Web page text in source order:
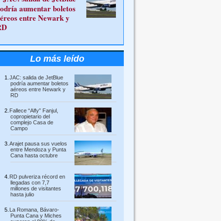
aumentar boletos
entre Newark y
Lo más leído
JAC: salida de JetBlue
podría aumentar boletos
aéreos entre Newark y
RD
Fallece “Alfy” Fanjul,
copropietario del
complejo Casa de
Campo
Arajet pausa sus vuelos
entre Mendoza y Punta
Cana hasta octubre
RD pulveriza récord en
llegadas con 7,7
millones de visitantes
hasta julio
La Romana, Bávaro-
Punta Cana y Miches